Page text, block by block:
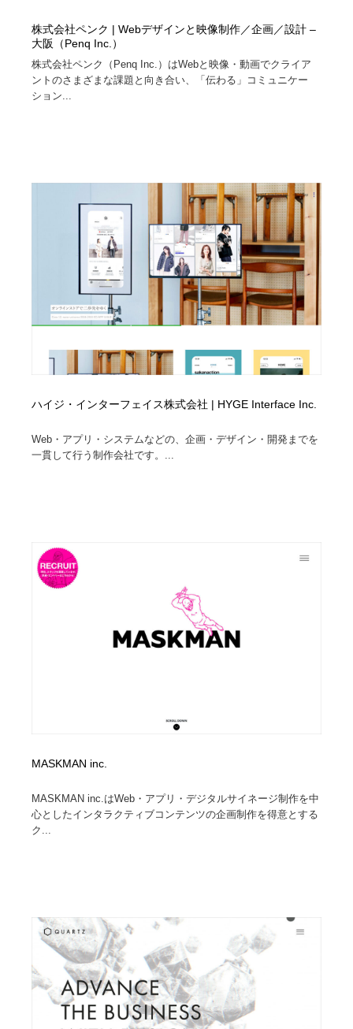
株式会社ペンク | Webデザインと映像制作／企画／設計 –
大阪（Penq Inc.）
株式会社ペンク（Penq Inc.）はWebと映像・動画でクライア
ントのさまざまな課題と向き合い、「伝わる」コミュニケー
ション...
ハイジ・インターフェイス株式会社 | HYGE Interface Inc.
Web・アプリ・システムなどの、企画・デザイン・開発までを
一貫して行う制作会社です。...
MASKMAN inc.
MASKMAN inc.はWeb・アプリ・デジタルサイネージ制作を中
心としたインタラクティブコンテンツの企画制作を得意とする
ク...